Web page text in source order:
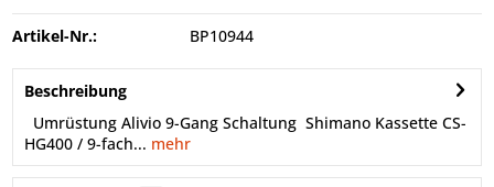
Artikel-Nr.: BP10944
Beschreibung
Umrüstung Alivio 9-Gang Schaltung Shimano Kassette CS-
HG400 / 9-fach... mehr